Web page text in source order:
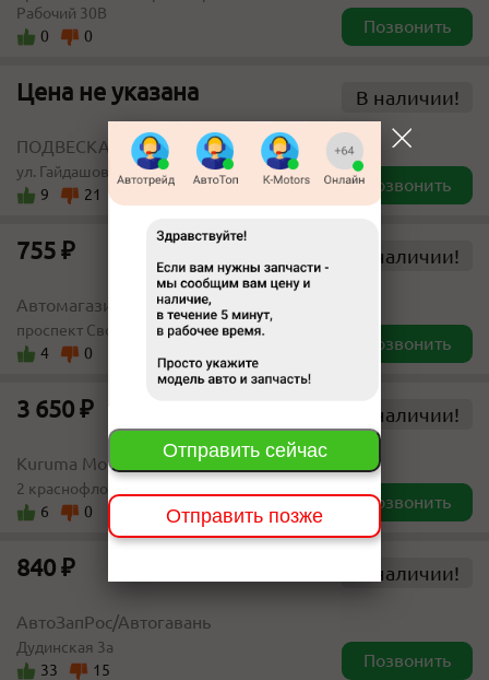
Рабочий 30В
0
0 Позвонить
Цена не указана В наличии!
ПОДВЕСКА-ЦЕНТР
ул. Гайдашовка 30
9
21 Позвонить
755 ₽ В наличии!
Автомагазин "Одиссей-Авто"
проспект Свободный д.29
4
0 Позвонить
3 650 ₽ В наличии!
Kuruma Motors
2 краснофлотская, 1
6
0 Позвонить
840 ₽ В наличии!
АвтоЗапРос/Автогавань
Дудинская 3а
33
15 Позвонить
Отправить сейчас
Отправить позже